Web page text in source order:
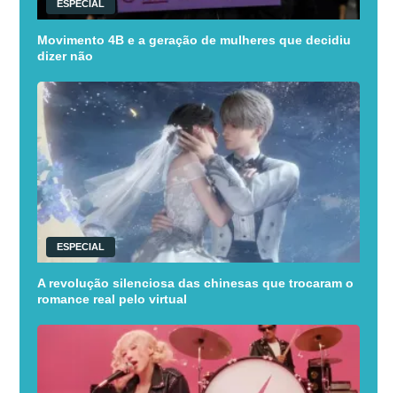
ESPECIAL
Movimento 4B e a geração de mulheres que decidiu
dizer não
ESPECIAL
A revolução silenciosa das chinesas que trocaram o
romance real pelo virtual